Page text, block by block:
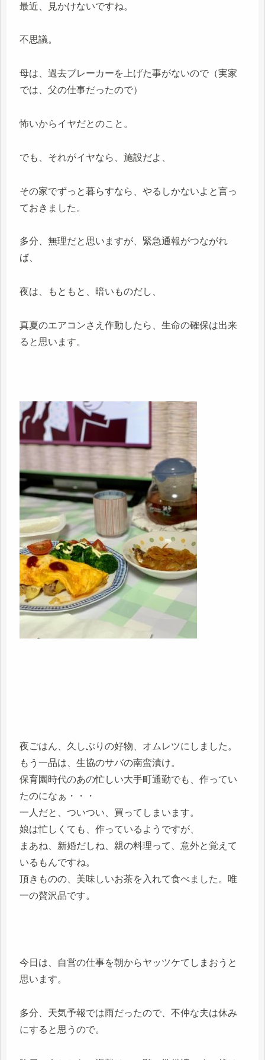
最近、見かけないですね。
不思議。
母は、過去ブレーカーを上げた事がないので（実家
では、父の仕事だったので）
怖いからイヤだとのこと。
でも、それがイヤなら、施設だよ、
その家でずっと暮らすなら、やるしかないよと言っ
ておきました。
多分、無理だと思いますが、緊急通報がつながれ
ば、
夜は、もともと、暗いものだし、
真夏のエアコンさえ作動したら、生命の確保は出来
ると思います。
夜ごはん、久しぶりの好物、オムレツにしました。
もう一品は、生協のサバの南蛮漬け。
保育園時代のあの忙しい大手町通勤でも、作ってい
たのになぁ・・・
一人だと、ついつい、買ってしまいます。
娘は忙しくても、作っているようですが、
まあね、新婚だしね、親の料理って、意外と覚えて
いるもんですね。
頂きものの、美味しいお茶を入れて食べました。唯
一の贅沢品です。
今日は、自営の仕事を朝からヤッツケてしまおうと
思います。
多分、天気予報では雨だったので、不仲な夫は休み
にすると思うので。